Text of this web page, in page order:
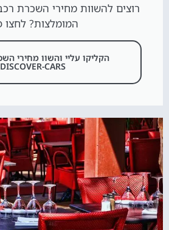
רוצים להשוות מחירי השכרת
המומלצות? לחצו
הקליקו עליי והשוו מחירי
DISCOVER-CARS